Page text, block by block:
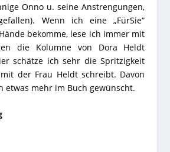
Onno u. seine Anstrengungen,
Wenn ich eine „FürSie“
bekomme, lese ich immer mit
die Kolumne von Dora Heldt
schätze ich sehr die Spritzigkeit
der Frau Heldt schreibt. Davon
etwas mehr im Buch gewünscht.